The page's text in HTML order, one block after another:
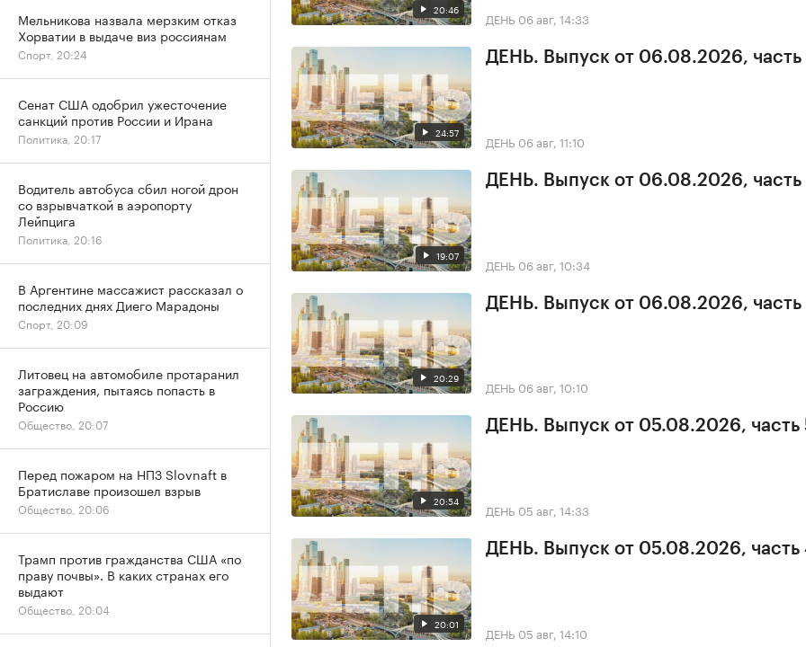
20:46 ДЕНЬ 06 авг, 14:33
24:57
ДЕНЬ. Выпуск от 06.08.2026, часть
ДЕНЬ 06 авг, 11:10
19:07
ДЕНЬ. Выпуск от 06.08.2026, часть
ДЕНЬ 06 авг, 10:34
20:29
ДЕНЬ. Выпуск от 06.08.2026, часть
ДЕНЬ 06 авг, 10:10
20:54
ДЕНЬ. Выпуск от 05.08.2026, часть
ДЕНЬ 05 авг, 14:33
20:01
ДЕНЬ. Выпуск от 05.08.2026, часть
ДЕНЬ 05 авг, 14:10
Мельникова назвала мерзким отказ
Хорватии в выдаче виз россиянам
Спорт, 20:24
Сенат США одобрил ужесточение
санкций против России и Ирана
Политика, 20:17
Водитель автобуса сбил ногой дрон
со взрывчаткой в аэропорту
Лейпцига
Политика, 20:16
В Аргентине массажист рассказал о
последних днях Диего Марадоны
Спорт, 20:09
Литовец на автомобиле протаранил
заграждения, пытаясь попасть в
Россию
Общество, 20:07
Перед пожаром на НПЗ Slovnaft в
Братиславе произошел взрыв
Общество, 20:06
Трамп против гражданства США «по
праву почвы». В каких странах его
выдают
Общество, 20:04